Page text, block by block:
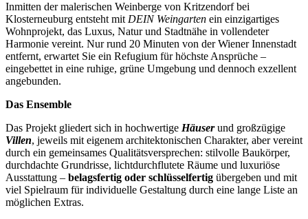
Inmitten der malerischen Weinberge von Kritzendorf bei
Klosterneuburg entsteht mit DEIN Weingarten ein einzigartiges
Wohnprojekt, das Luxus, Natur und Stadtnähe in vollendeter
Harmonie vereint. Nur rund 20 Minuten von der Wiener Innenstadt
entfernt, erwartet Sie ein Refugium für höchste Ansprüche –
eingebettet in eine ruhige, grüne Umgebung und dennoch exzellent
angebunden.
Das Ensemble
Das Projekt gliedert sich in hochwertige Häuser und großzügige
Villen, jeweils mit eigenem architektonischen Charakter, aber vereint
durch ein gemeinsames Qualitätsversprechen: stilvolle Baukörper,
durchdachte Grundrisse, lichtdurchflutete Räume und luxuriöse
Ausstattung – belagsfertig oder schlüsselfertig übergeben und mit
viel Spielraum für individuelle Gestaltung durch eine lange Liste an
möglichen Extras.